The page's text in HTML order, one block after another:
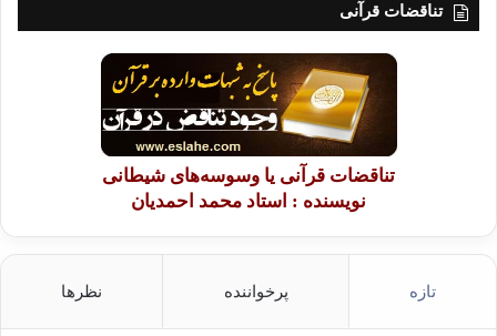
تناقضات قرآنی
تناقضات قرآنی یا وسوسه‌های شیطانی
نویسنده : استاد محمد احمدیان
تازه پرخواننده نظرها